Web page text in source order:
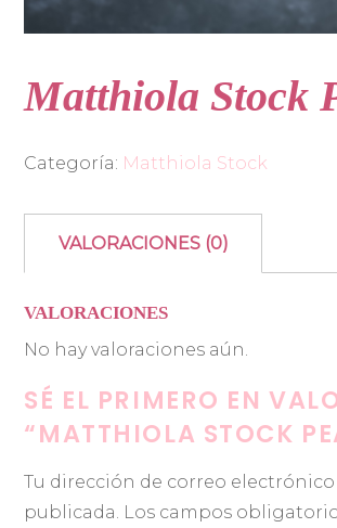
Matthiola Stock
Categoría: Matthiola Stock
VALORACIONES (0)
VALORACIONES
No hay valoraciones aún.
SÉ EL PRIMERO EN
“MATTHIOLA STOCK
Tu dirección de correo electrónico
publicada. Los campos